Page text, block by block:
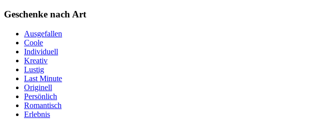
Geschenke nach Art
Ausgefallen
Coole
Individuell
Kreativ
Lustig
Last Minute
Originell
Persönlich
Romantisch
Erlebnis